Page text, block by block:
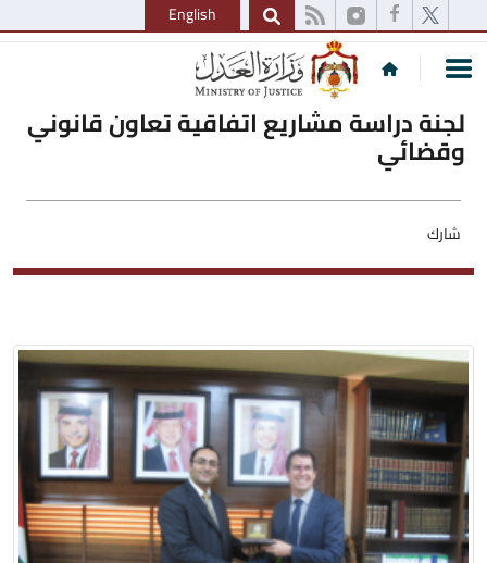
English
لجنة دراسة مشاريع اتفاقية تعاون قانوني
وقضائي
شارك